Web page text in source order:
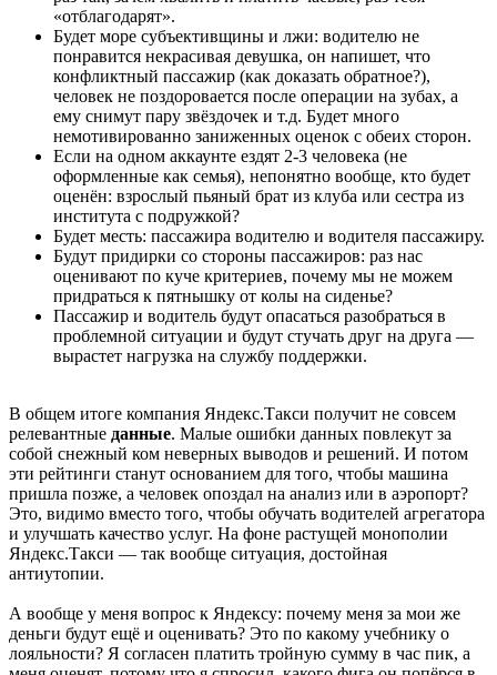
«отблагодарят».
Будет море субъективщины и лжи: водителю не
понравится некрасивая девушка, он напишет, что
конфликтный пассажир (как доказать обратное?),
человек не поздоровается после операции на зубах, а
ему снимут пару звёздочек и т.д. Будет много
немотивированно заниженных оценок с обеих сторон.
Если на одном аккаунте ездят 2-3 человека (не
оформленные как семья), непонятно вообще, кто будет
оценён: взрослый пьяный брат из клуба или сестра из
института с подружкой?
Будет месть: пассажира водителю и водителя пассажиру.
Будут придирки со стороны пассажиров: раз нас
оценивают по куче критериев, почему мы не можем
придраться к пятнышку от колы на сиденье?
Пассажир и водитель будут опасаться разобраться в
проблемной ситуации и будут стучать друг на друга —
вырастет нагрузка на службу поддержки.
В общем итоге компания Яндекс.Такси получит не совсем
релевантные данные. Малые ошибки данных повлекут за
собой снежный ком неверных выводов и решений. И потом
эти рейтинги станут основанием для того, чтобы машина
пришла позже, а человек опоздал на анализ или в аэропорт?
Это, видимо вместо того, чтобы обучать водителей агрегатора
и улучшать качество услуг. На фоне растущей монополии
Яндекс.Такси — так вообще ситуация, достойная
антиутопии.
А вообще у меня вопрос к Яндексу: почему меня за мои же
деньги будут ещё и оценивать? Это по какому учебнику о
лояльности? Я согласен платить тройную сумму в час пик, а